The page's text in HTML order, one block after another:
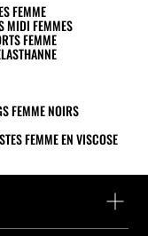
FEMME
MIDI FEMMES
FEMME
FEMME NOIRS
FEMME EN VISCOSE